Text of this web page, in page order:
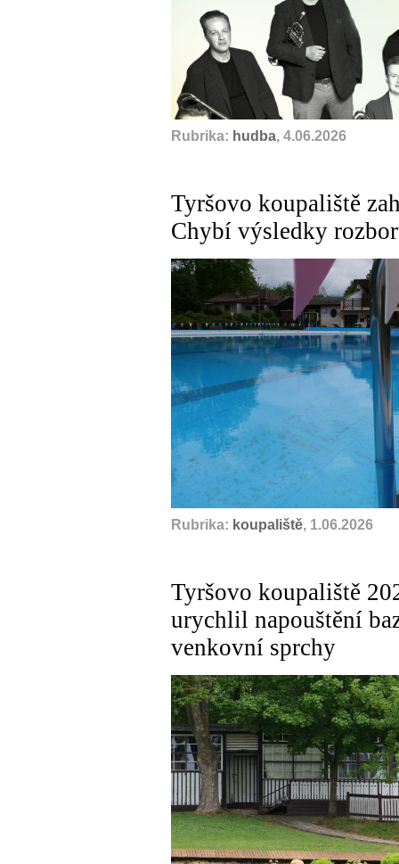
Rubrika: hudba, 4.06.2026
Tyršovo koupaliště
Chybí výsledky
Rubrika: koupaliště, 1.06.2026
Tyršovo koupaliště
urychlil napouštění
venkovní sprchy